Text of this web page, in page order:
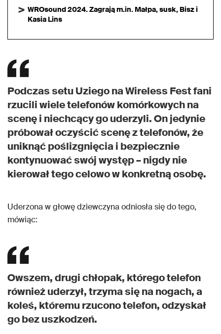
WROsound 2024. Zagrają m.in. Małpa, susk, Bisz i
Kasia Lins
Podczas setu Uziego na Wireless Fest fani
rzucili wiele telefonów komórkowych na
scenę i niechcący go uderzyli. On jedynie
próbował oczyścić scenę z telefonów, że
uniknąć poślizgnięcia i bezpiecznie
kontynuować swój występ – nigdy nie
kierował tego celowo w konkretną osobę.
Uderzona w głowę dziewczyna odniosła się do tego,
mówiąc:
Owszem, drugi chłopak, którego telefon
również uderzył, trzyma się na nogach, a
koleś, któremu rzucono telefon, odzyskał
go bez uszkodzeń.